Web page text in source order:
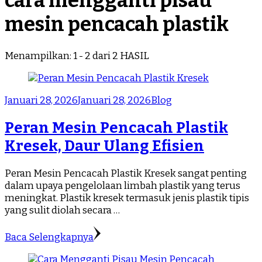
mesin pencacah plastik
Menampilkan: 1 - 2 dari 2 HASIL
Januari 28, 2026Januari 28, 2026Blog
Peran Mesin Pencacah Plastik
Kresek, Daur Ulang Efisien
Peran Mesin Pencacah Plastik Kresek sangat penting
dalam upaya pengelolaan limbah plastik yang terus
meningkat. Plastik kresek termasuk jenis plastik tipis
yang sulit diolah secara …
Baca Selengkapnya